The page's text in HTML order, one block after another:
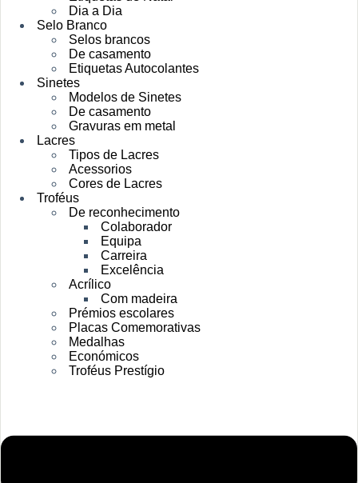
Dia a Dia
Selo Branco
Selos brancos
De casamento
Etiquetas Autocolantes
Sinetes
Modelos de Sinetes
De casamento
Gravuras em metal
Lacres
Tipos de Lacres
Acessorios
Cores de Lacres
Troféus
De reconhecimento
Colaborador
Equipa
Carreira
Excelência
Acrílico
Com madeira
Prémios escolares
Placas Comemorativas
Medalhas
Económicos
Troféus Prestígio